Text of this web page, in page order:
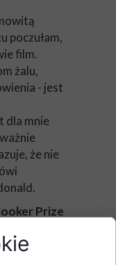
poczułam,
film.
żalu,
- jest
dla mnie
że nie
Prize